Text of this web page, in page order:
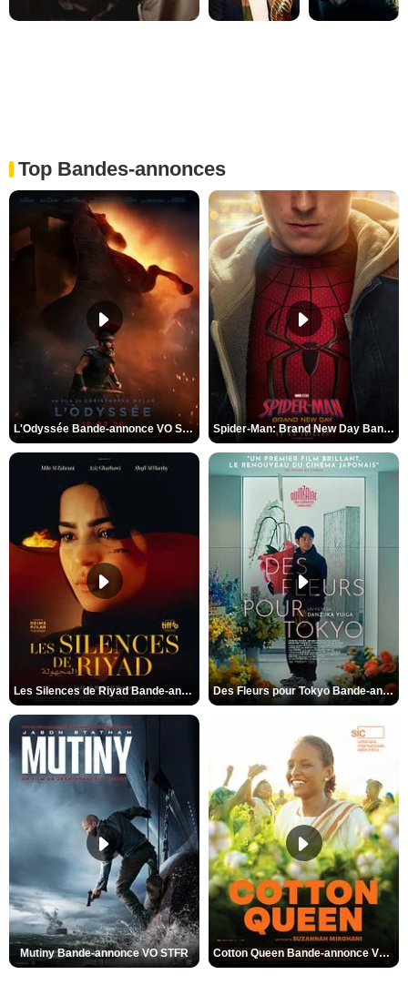
Top Bandes-annonces
L'Odyssée Bande-annonce VO STFR Spider-Man: Brand New Day Bande-annonce VO STFR
Les Silences de Riyad Bande-annonce VO STFR Des Fleurs pour Tokyo Bande-annonce VO STFR
Mutiny Bande-annonce VO STFR Cotton Queen Bande-annonce VO STFR